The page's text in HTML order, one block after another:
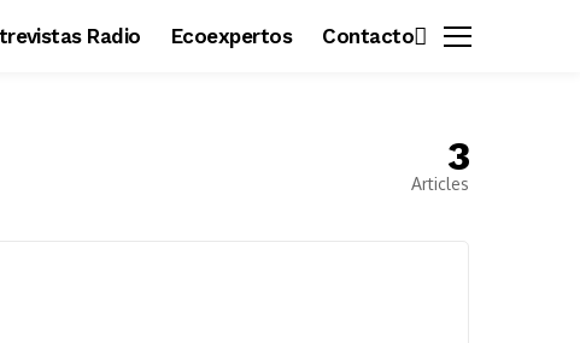
Radio Ecoexpertos Contacto
3
Articles